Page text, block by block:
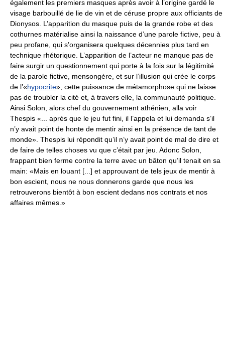
également les premiers masques après avoir à l’origine gardé le
visage barbouillé de lie de vin et de céruse propre aux officiants de
Dionysos. L’apparition du masque puis de la grande robe et des
cothurnes matérialise ainsi la naissance d’une parole fictive, peu à
peu profane, qui s’organisera quelques décennies plus tard en
technique rhétorique. L’apparition de l’acteur ne manque pas de
faire surgir un questionnement qui porte à la fois sur la légitimité
de la parole fictive, mensongère, et sur l’illusion qui crée le corps
de l’«hypocrite», cette puissance de métamorphose qui ne laisse
pas de troubler la cité et, à travers elle, la communauté politique.
Ainsi Solon, alors chef du gouvernement athénien, alla voir
Thespis «... après que le jeu fut fini, il l’appela et lui demanda s’il
n’y avait point de honte de mentir ainsi en la présence de tant de
monde». Thespis lui répondit qu’il n’y avait point de mal de dire et
de faire de telles choses vu que c’était par jeu. Adonc Solon,
frappant bien ferme contre la terre avec un bâton qu’il tenait en sa
main: «Mais en louant [...] et approuvant de tels jeux de mentir à
bon escient, nous ne nous donnerons garde que nous les
retrouverons bientôt à bon escient dedans nos contrats et nos
affaires mêmes.»